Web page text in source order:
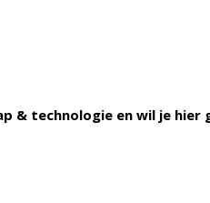
& technologie en wil je hier